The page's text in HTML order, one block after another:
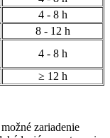
4 - 8 h
8 - 12 h
4 - 8 h
≥ 12 h
zariadenie